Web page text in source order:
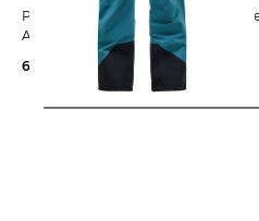
Peak Performance | Herren Skihose
ALPINE GORE-TEX 3L SHELL
600,00 €